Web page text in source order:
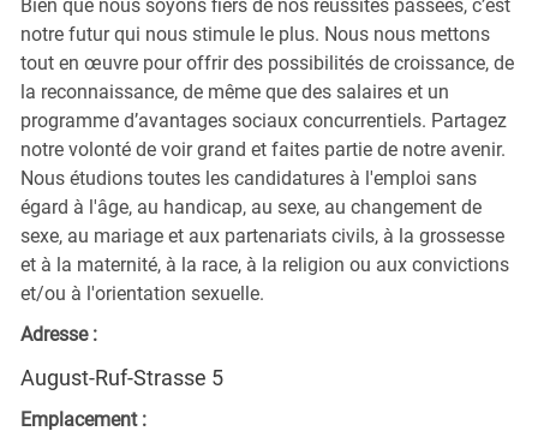
Bien que nous soyons fiers de nos réussites passées, c’est
notre futur qui nous stimule le plus. Nous nous mettons
tout en œuvre pour offrir des possibilités de croissance, de
la reconnaissance, de même que des salaires et un
programme d’avantages sociaux concurrentiels. Partagez
notre volonté de voir grand et faites partie de notre avenir.
Nous étudions toutes les candidatures à l'emploi sans
égard à l'âge, au handicap, au sexe, au changement de
sexe, au mariage et aux partenariats civils, à la grossesse
et à la maternité, à la race, à la religion ou aux convictions
et/ou à l'orientation sexuelle.
Adresse :
August-Ruf-Strasse 5
Emplacement :